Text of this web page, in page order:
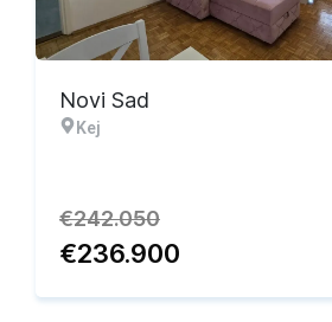
Ekskluzivna ponuda
Novi Sad
Kej
€242.050
€236.900